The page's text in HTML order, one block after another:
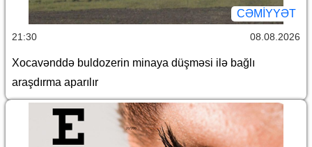
CƏMİYYƏT
21:30 08.08.2026
Xocavənddə buldozerin minaya düşməsi ilə bağlı
araşdırma aparılır